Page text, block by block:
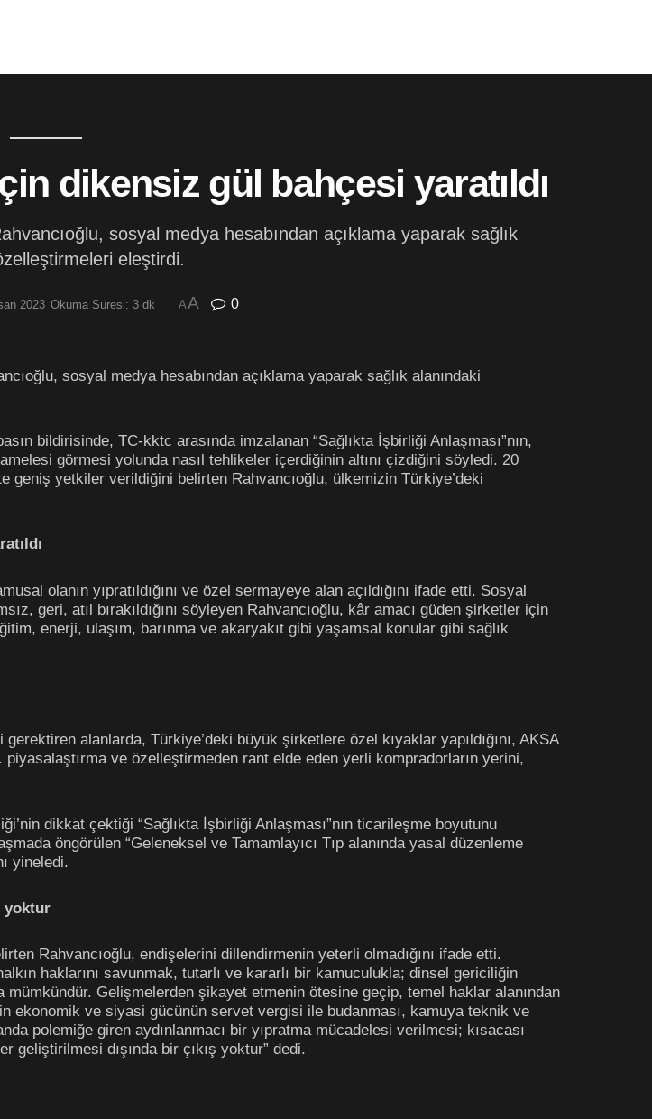
dikensiz gül bahçesi yaratıldı
sosyal medya hesabından açıklama yaparak sağlık
eleştirdi.
2023 Okuma Süresi: 3 dk AA 0
sosyal medya hesabından açıklama yaparak sağlık alanındaki
bildirisinde, TC-kktc arasında imzalanan “Sağlıkta İşbirliği Anlaşması”nın,
görmesi yolunda nasıl tehlikeler içerdiğinin altını çizdiğini söyledi. 20
geniş yetkiler verildiğini belirten Rahvancıoğlu, ülkemizin Türkiye’deki
olanın yıpratıldığını ve özel sermayeye alan açıldığını ifade etti. Sosyal
geri, atıl bırakıldığını söyleyen Rahvancıoğlu, kâr amacı güden şirketler için
enerji, ulaşım, barınma ve akaryakıt gibi yaşamsal konular gibi sağlık
alanlarda, Türkiye’deki büyük şirketlere özel kıyaklar yapıldığını, AKSA
ve özelleştirmeden rant elde eden yerli kompradorların yerini,
dikkat çektiği “Sağlıkta İşbirliği Anlaşması”nın ticarileşme boyutunu
öngörülen “Geleneksel ve Tamamlayıcı Tıp alanında yasal düzenleme
yineledi.
yoktur
Rahvancıoğlu, endişelerini dillendirmenin yeterli olmadığını ifade etti.
haklarını savunmak, tutarlı ve kararlı bir kamuculukla; dinsel gericiliğin
Gelişmelerden şikayet etmenin ötesine geçip, temel haklar alanından
ekonomik ve siyasi gücünün servet vergisi ile budanması, kamuya teknik ve
polemiğe giren aydınlanmacı bir yıpratma mücadelesi verilmesi; kısacası
geliştirilmesi dışında bir çıkış yoktur” dedi.